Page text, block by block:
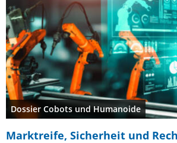
Dossier Cobots und Humanoide
Marktreife, Sicherheit und